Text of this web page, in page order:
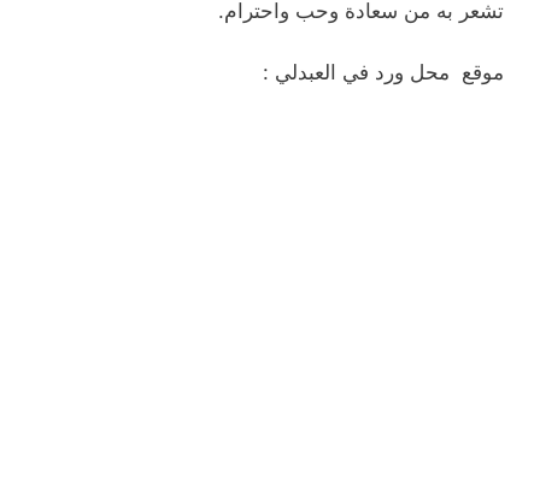
تشعر به من سعادة وحب واحترام.
موقع محل ورد في العبدلي :